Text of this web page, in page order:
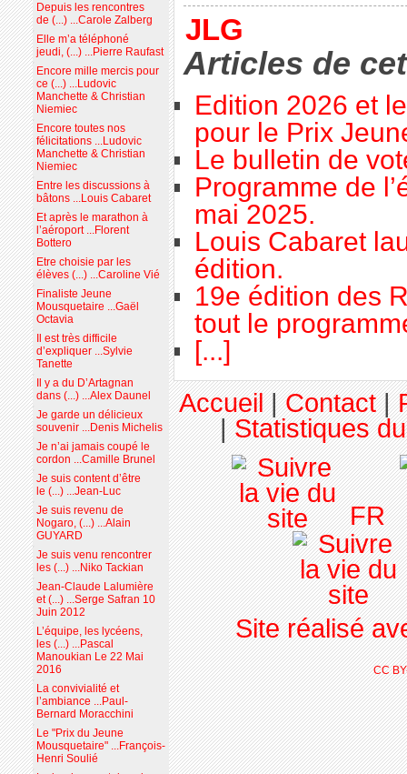
JLG
Articles de
Edition 2026 et
pour le Prix
Le bulletin de
Programme de
mai 2025.
Louis Cabaret
édition.
19e édition des
tout le
[...]
Depuis les rencontres
de (...) ...Carole Zalberg
Elle m’a téléphoné
jeudi, (...) ...Pierre Raufast
Encore mille mercis pour
ce (...) ...Ludovic
Manchette & Christian
Niemiec
Encore toutes nos
félicitations ...Ludovic
Manchette & Christian
Niemiec
Entre les discussions à
bâtons ...Louis Cabaret
Et après le marathon à
l’aéroport ...Florent
Bottero
Etre choisie par les
élèves (...) ...Caroline Vié
Finaliste Jeune
Mousquetaire ...Gaël
Octavia
Il est très difficile
d’expliquer ...Sylvie
Tanette
Il y a du D’Artagnan
dans (...) ...Alex Daunel
Je garde un délicieux
souvenir ...Denis Michelis
Je n’ai jamais coupé le
cordon ...Camille Brunel
Je suis content d’être
le (...) ...Jean-Luc
Je suis revenu de
Nogaro, (...) ...Alain
GUYARD
Je suis venu rencontrer
les (...) ...Niko Tackian
Jean-Claude Lalumière
et (...) ...Serge Safran 10
Juin 2012
L’équipe, les lycéens,
les (...) ...Pascal
Manoukian Le 22 Mai
2016
La convivialité et
l’ambiance ...Paul-
Bernard Moracchini
Le "Prix du Jeune
Mousquetaire" ...François-
Henri Soulié
Accueil|Contact|
|Statistiques
FR
Site réalisé
CC